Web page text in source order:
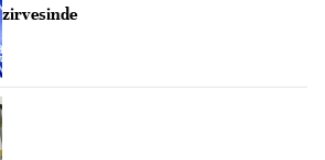
zirvesinde